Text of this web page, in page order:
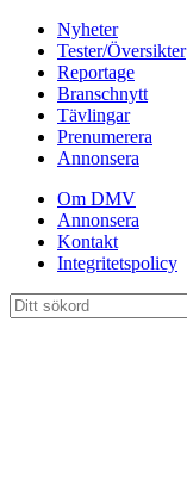
Nyheter
Tester/Översikter
Reportage
Branschnytt
Tävlingar
Prenumerera
Annonsera
Om DMV
Annonsera
Kontakt
Integritetspolicy